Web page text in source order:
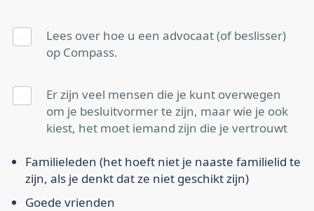
Lees over hoe u een advocaat(of beslisser)
op Compass.
Er zijn veel mensen die je kunt overwegen
om je besluitvormer te zijn, maar wie je ook
kiest, het moet iemand zijn die je vertrouwt
Familieleden (het hoeft niet je naaste familielid te
zijn, als je denkt dat ze niet geschikt zijn)
Goede vrienden